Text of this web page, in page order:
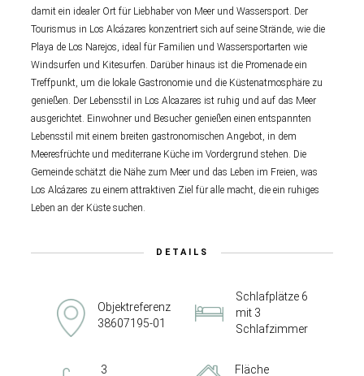
damit ein idealer Ort für Liebhaber von Meer und Wassersport. Der
Tourismus in Los Alcázares konzentriert sich auf seine Strände, wie die
Playa de Los Narejos, ideal für Familien und Wassersportarten wie
Windsurfen und Kitesurfen. Darüber hinaus ist die Promenade ein
Treffpunkt, um die lokale Gastronomie und die Küstenatmosphäre zu
genießen. Der Lebensstil in Los Alcazares ist ruhig und auf das Meer
ausgerichtet. Einwohner und Besucher genießen einen entspannten
Lebensstil mit einem breiten gastronomischen Angebot, in dem
Meeresfrüchte und mediterrane Küche im Vordergrund stehen. Die
Gemeinde schätzt die Nähe zum Meer und das Leben im Freien, was
Los Alcázares zu einem attraktiven Ziel für alle macht, die ein ruhiges
Leben an der Küste suchen.
DETAILS
Objektreferenz
38607195-01
Schlafplätze 6
mit 3
Schlafzimmer
3 Fläche